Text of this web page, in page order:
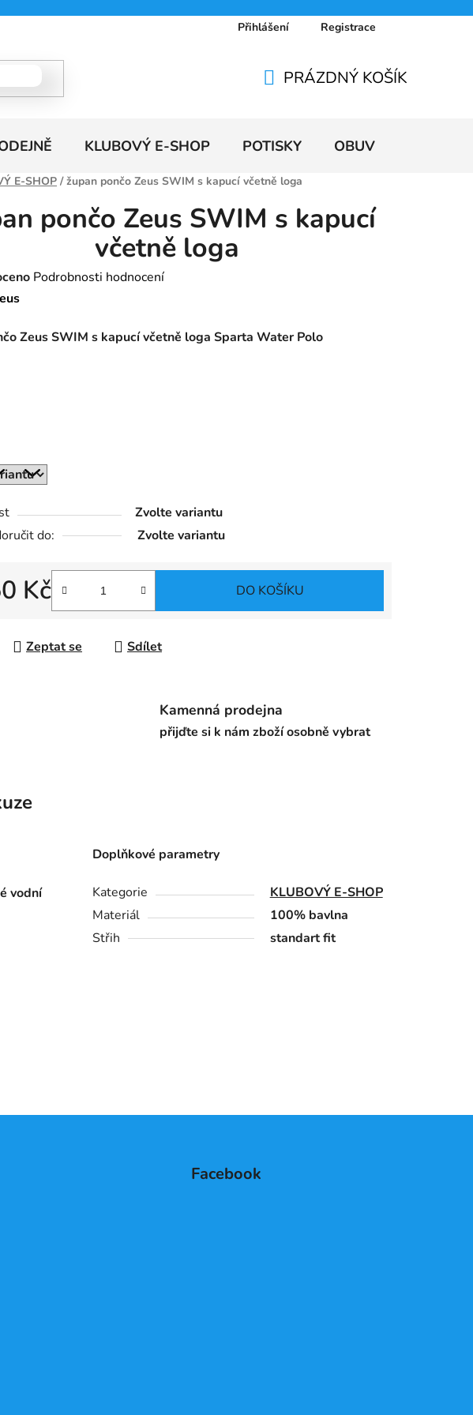
Doprava a platby Ceníky
Přihlášení Registrace
KOŠÍK
PRÁZDNÝ KOŠÍK
KLUBOVÝ E-SHOP POTISKY OBUV
E-SHOP / župan pončo Zeus SWIM s kapucí včetně loga
pončo Zeus SWIM s kapucí
včetně loga
Podrobnosti hodnocení
Zeus SWIM s kapucí včetně loga Sparta Water Polo
Zvolte variantu
do:
Zvolte variantu
Kč DO KOŠÍKU
Zeptat se Sdílet
Kamenná prodejna
přijďte si k nám zboží osobně vybrat
vodní
Doplňkové parametry
Kategorie
KLUBOVÝ E-SHOP
Materiál
100% bavlna
Střih
standart fit
Facebook